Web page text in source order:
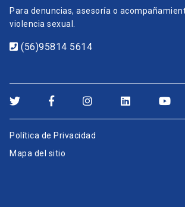
Para denuncias, asesoría o
violencia sexual.
(56)95814 5614
Política de Privacidad
Mapa del sitio